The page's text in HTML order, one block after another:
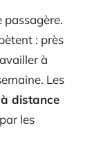
passagère.
: près
à
Les
distance
les